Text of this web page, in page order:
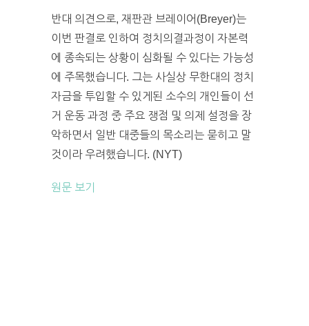
반대 의견으로, 재판관 브레이어(Breyer)는
이번 판결로 인하여 정치의결과정이 자본력
에 종속되는 상황이 심화될 수 있다는 가능성
에 주목했습니다. 그는 사실상 무한대의 정치
자금을 투입할 수 있게된 소수의 개인들이 선
거 운동 과정 중 주요 쟁점 및 의제 설정을 장
악하면서 일반 대중들의 목소리는 묻히고 말
것이라 우려했습니다. (NYT)
원문 보기